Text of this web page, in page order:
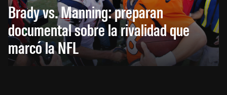
Brady vs. Manning: preparan
documental sobre la rivalidad que
marcó la NFL